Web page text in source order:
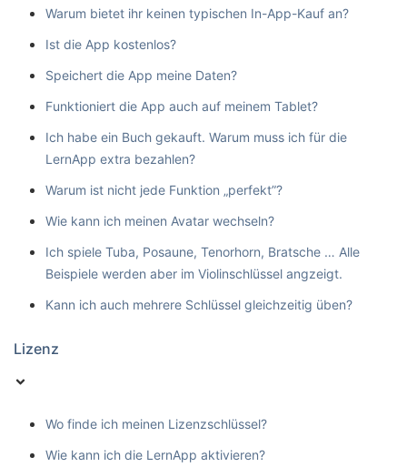
Warum bietet ihr keinen typischen In-App-Kauf an?
Ist die App kostenlos?
Speichert die App meine Daten?
Funktioniert die App auch auf meinem Tablet?
Ich habe ein Buch gekauft. Warum muss ich für die
LernApp extra bezahlen?
Warum ist nicht jede Funktion „perfekt”?
Wie kann ich meinen Avatar wechseln?
Ich spiele Tuba, Posaune, Tenorhorn, Bratsche … Alle
Beispiele werden aber im Violinschlüssel angzeigt.
Kann ich auch mehrere Schlüssel gleichzeitig üben?
Lizenz
Wo finde ich meinen Lizenzschlüssel?
Wie kann ich die LernApp aktivieren?